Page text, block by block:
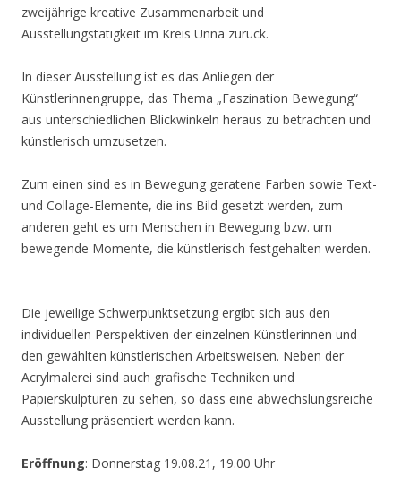
zweijährige kreative Zusammenarbeit und
Ausstellungstätigkeit im Kreis Unna zurück.
In dieser Ausstellung ist es das Anliegen der
Künstlerinnengruppe, das Thema „Faszination Bewegung“
aus unterschiedlichen Blickwinkeln heraus zu betrachten und
künstlerisch umzusetzen.
Zum einen sind es in Bewegung geratene Farben sowie Text-
und Collage-Elemente, die ins Bild gesetzt werden, zum
anderen geht es um Menschen in Bewegung bzw. um
bewegende Momente, die künstlerisch festgehalten werden.
Die jeweilige Schwerpunktsetzung ergibt sich aus den
individuellen Perspektiven der einzelnen Künstlerinnen und
den gewählten künstlerischen Arbeitsweisen. Neben der
Acrylmalerei sind auch grafische Techniken und
Papierskulpturen zu sehen, so dass eine abwechslungsreiche
Ausstellung präsentiert werden kann.
Eröffnung: Donnerstag 19.08.21, 19.00 Uhr